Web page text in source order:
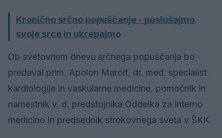
Kronično srčno popuščanje - poslušajmo
svoje srce in ukrepajmo
Ob svetovnem dnevu srčnega popuščanja bo
predaval prim. Apolon Marolt, dr. med. specialist
kardiologije in vaskularne medicine, pomočnik in
namestnik v. d. predstojnika Oddelka za interno
medicino in predsednik strokovnega sveta v ŠKK.